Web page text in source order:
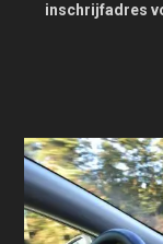
inschrijfadres